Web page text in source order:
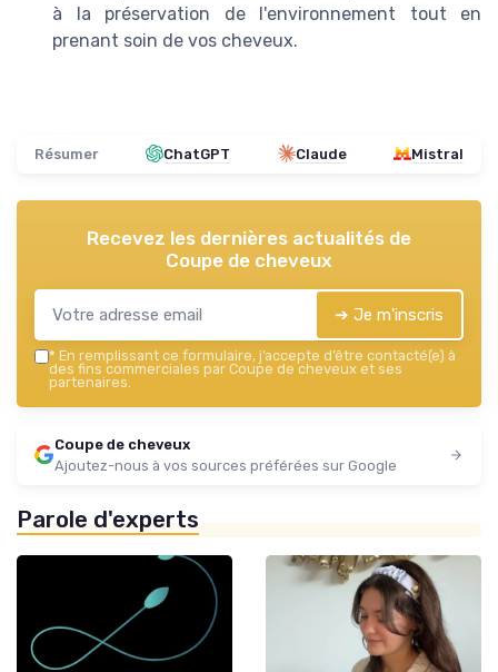
à la préservation de l'environnement tout en
prenant soin de vos cheveux.
Résumer ChatGPT Claude Mistral
Recevez les dernières actualités de
Coupe de cheveux
➔ Je m'inscris
* En remplissant ce formulaire, j’accepte d’être contacté(e) à
des fins commerciales par Coupe de cheveux et ses
partenaires.
Coupe de cheveux
Ajoutez-nous à vos sources préférées sur Google
Parole d'experts